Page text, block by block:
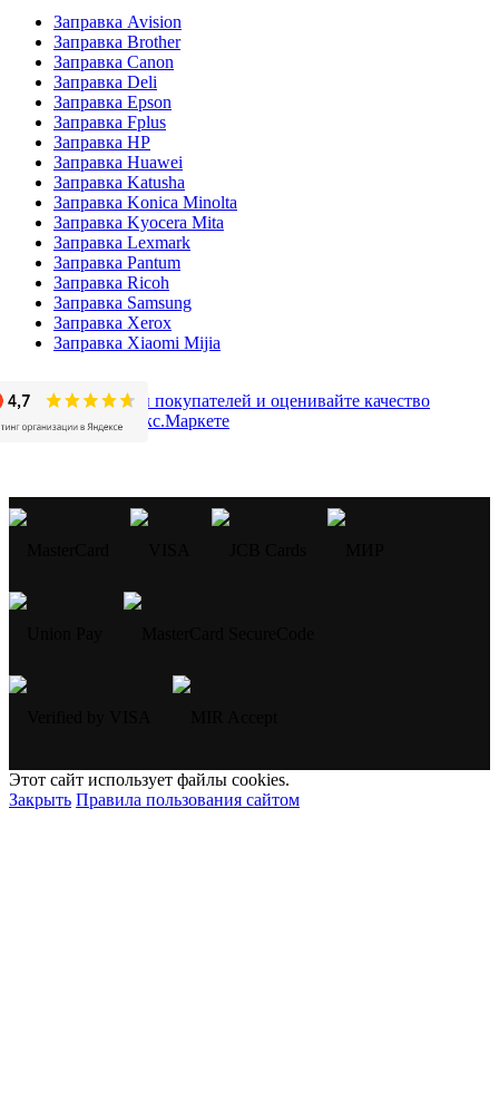
Заправка Avision
Заправка Brother
Заправка Canon
Заправка Deli
Заправка Epson
Заправка Fplus
Заправка HP
Заправка Huawei
Заправка Katusha
Заправка Konica Minolta
Заправка Kyocera Mita
Заправка Lexmark
Заправка Pantum
Заправка Ricoh
Заправка Samsung
Заправка Xerox
Заправка Xiaomi Mijia
Этот сайт использует файлы cookies.
Закрыть Правила пользования сайтом